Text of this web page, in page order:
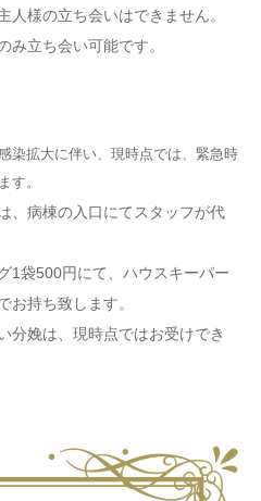
人様の立ち会いはできません。
み立ち会い可能です。
染拡大に伴い、現時点では、緊急時
す。
、病棟の入口にてスタッフが代
1袋500円にて、ハウスキーパー
お持ち致します。
分娩は、現時点ではお受けでき